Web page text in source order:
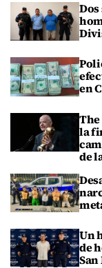
en
la
de
Un
de